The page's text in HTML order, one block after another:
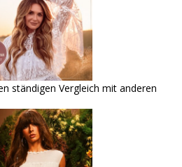
ständigen Vergleich mit anderen